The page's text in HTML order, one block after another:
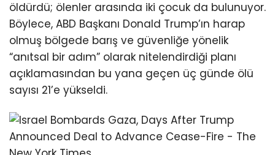
öldürdü; ölenler arasında iki çocuk da bulunuyor.
Böylece, ABD Başkanı Donald Trump’ın harap
olmuş bölgede barış ve güvenliğe yönelik
“anıtsal bir adım” olarak nitelendirdiği planı
açıklamasından bu yana geçen üç günde ölü
sayısı 21’e yükseldi.